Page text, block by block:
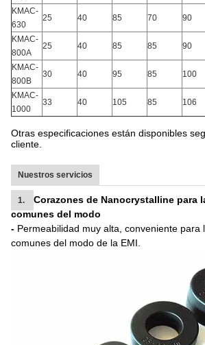
KMAC-
630
25 40 85 70 90
KMAC-
800A
25 40 85 85 90
KMAC-
800B
30 40 95 85 100
KMAC-
1000
33 40 105 85 106
Otras especificaciones están disponibles
cliente.
Nuestros servicios
1.
Corazones de Nanocrystalline para
comunes del modo
- Permeabilidad muy alta, conveniente para
comunes del modo de la EMI.